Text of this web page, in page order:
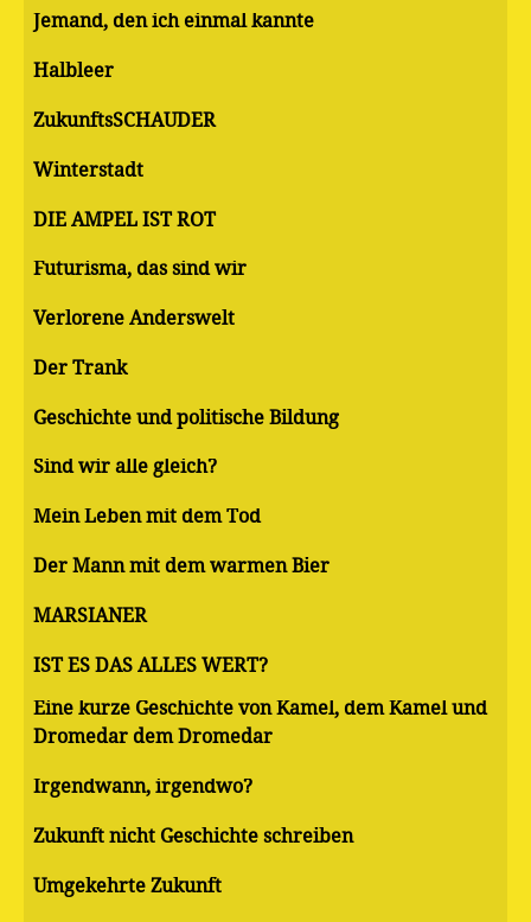
Jemand, den ich einmal kannte
Halbleer
ZukunftsSCHAUDER
Winterstadt
DIE AMPEL IST ROT
Futurisma, das sind wir
Verlorene Anderswelt
Der Trank
Geschichte und politische Bildung
Sind wir alle gleich?
Mein Leben mit dem Tod
Der Mann mit dem warmen Bier
MARSIANER
IST ES DAS ALLES WERT?
Eine kurze Geschichte von Kamel, dem Kamel und
Dromedar dem Dromedar
Irgendwann, irgendwo?
Zukunft nicht Geschichte schreiben
Umgekehrte Zukunft